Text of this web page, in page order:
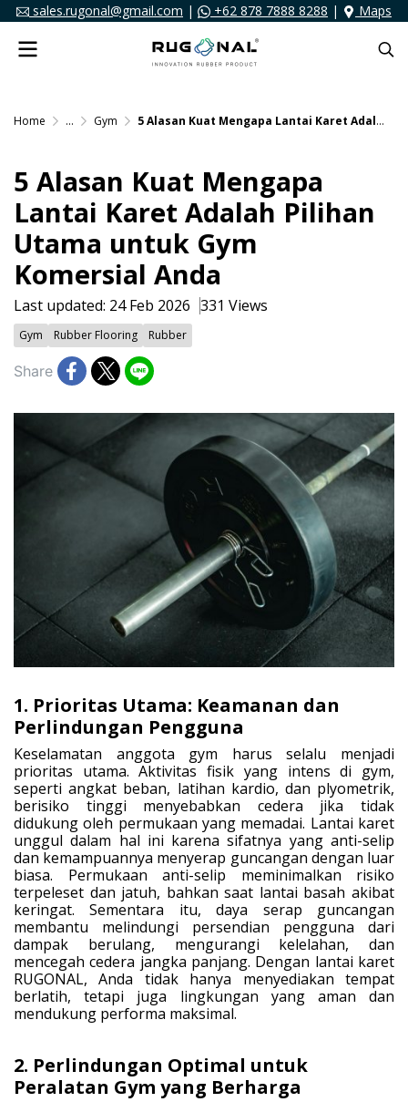
sales.rugonal@gmail.com | +62 878 7888 8288 | Maps
Home ... Gym 5 Alasan Kuat Mengapa Lantai Karet Adalah Pilihan Utama untuk Gym Komersial Anda
5 Alasan Kuat Mengapa
Lantai Karet Adalah Pilihan
Utama untuk Gym
Komersial Anda
Last updated: 24 Feb 2026 331 Views
Gym Rubber Flooring Rubber
Share
1. Prioritas Utama: Keamanan dan
Perlindungan Pengguna
Keselamatan anggota gym harus selalu menjadi
prioritas utama. Aktivitas fisik yang intens di gym,
seperti angkat beban, latihan kardio, dan plyometrik,
berisiko tinggi menyebabkan cedera jika tidak
didukung oleh permukaan yang memadai. Lantai karet
unggul dalam hal ini karena sifatnya yang anti-selip
dan kemampuannya menyerap guncangan dengan luar
biasa. Permukaan anti-selip meminimalkan risiko
terpeleset dan jatuh, bahkan saat lantai basah akibat
keringat. Sementara itu, daya serap guncangan
membantu melindungi persendian pengguna dari
dampak berulang, mengurangi kelelahan, dan
mencegah cedera jangka panjang. Dengan lantai karet
RUGONAL, Anda tidak hanya menyediakan tempat
berlatih, tetapi juga lingkungan yang aman dan
mendukung performa maksimal.
2. Perlindungan Optimal untuk
Peralatan Gym yang Berharga